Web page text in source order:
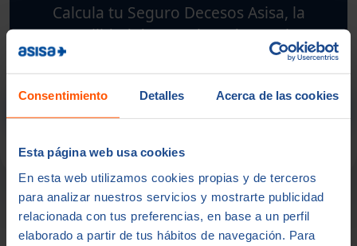
Consentimiento Detalles Acerca de las cookies
Esta página web usa cookies
En esta web utilizamos cookies propias y de terceros
para analizar nuestros servicios y mostrarte publicidad
relacionada con tus preferencias, en base a un perfil
elaborado a partir de tus hábitos de navegación. Para
Calcula tu Seguro Decesos Asisa, la
tranquilidad de tenerlo todo previsto.
¿Te llamamos Gratis?